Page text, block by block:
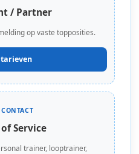
/ Partner
op vaste topposities.
Service
trainer, looptrainer,